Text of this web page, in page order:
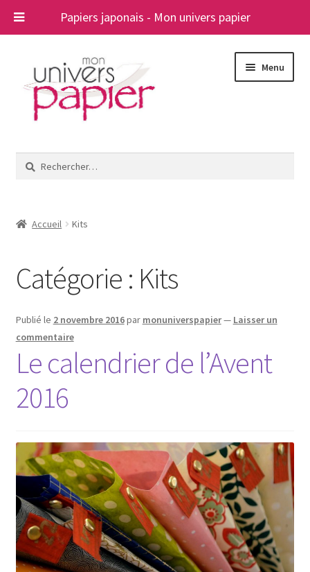
Papiers japonais - Mon univers papier
navigation
contenu
Menu
le
A propos
Rechercher :
Accueil Kits
Catégorie : Kits
Publié le 2 novembre 2016par monuniverspapier— Laisser un
commentaire
Le calendrier de l’Avent
2016